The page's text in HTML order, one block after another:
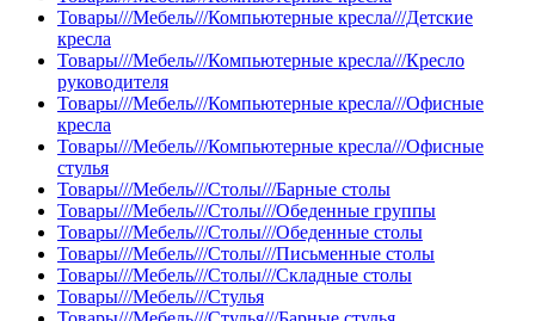
Товары///Мебель///Компьютерные кресла///Детские
кресла
Товары///Мебель///Компьютерные кресла///Кресло
руководителя
Товары///Мебель///Компьютерные кресла///Офисные
кресла
Товары///Мебель///Компьютерные кресла///Офисные
стулья
Товары///Мебель///Столы///Барные столы
Товары///Мебель///Столы///Обеденные группы
Товары///Мебель///Столы///Обеденные столы
Товары///Мебель///Столы///Письменные столы
Товары///Мебель///Столы///Складные столы
Товары///Мебель///Стулья